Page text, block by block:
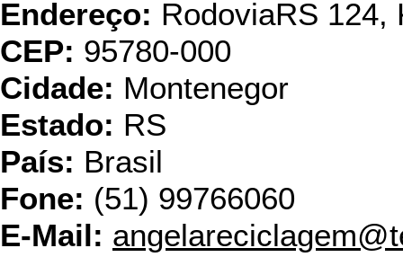
Endereço: RodoviaRS 124,
CEP: 95780-000
Cidade: Montenegor
Estado: RS
País: Brasil
Fone: (51) 99766060
E-Mail: